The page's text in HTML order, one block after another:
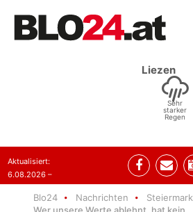
Liezen
Sehr
starker
Regen
Aktualisiert:
6.08.2026 –
Blo24 Nachrichten
Steiermark